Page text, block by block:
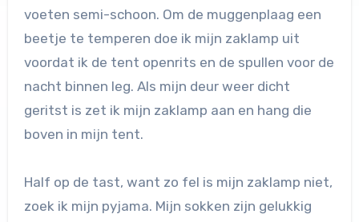
voeten semi-schoon. Om de muggenplaag een
beetje te temperen doe ik mijn zaklamp uit
voordat ik de tent openrits en de spullen voor de
nacht binnen leg. Als mijn deur weer dicht
geritst is zet ik mijn zaklamp aan en hang die
boven in mijn tent.
Half op de tast, want zo fel is mijn zaklamp niet,
zoek ik mijn pyjama. Mijn sokken zijn gelukkig